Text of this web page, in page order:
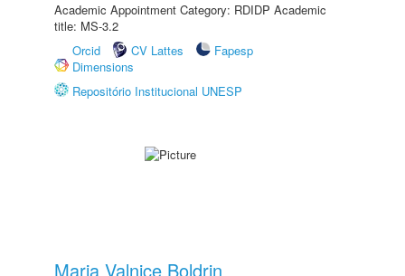
Academic Appointment Category: RDIDP Academic
title: MS-3.2
Orcid
CV Lattes
Fapesp
Dimensions
Repositório Institucional UNESP
Maria Valnice Boldrin